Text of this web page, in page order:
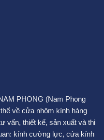
PHONG (Nam Phong
về cửa nhôm kính hàng
vấn, thiết kế, sản xuất và thi
kính cường lực, cửa kính